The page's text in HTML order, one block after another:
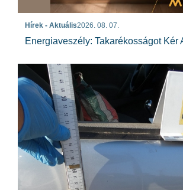
Hírek - Aktuális2026. 08. 07.
Energiaveszély: Takarékosságot Kér